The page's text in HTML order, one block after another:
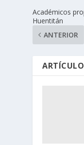
Académicos
Huentitán
ANTERIOR